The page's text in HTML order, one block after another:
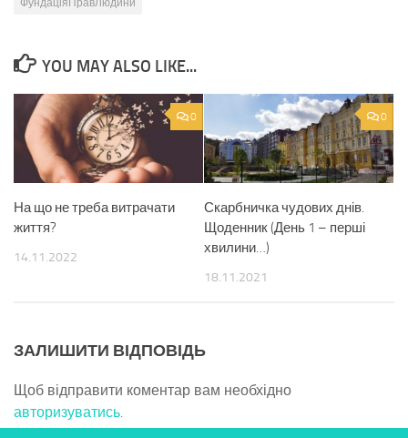
ФундаціяПравЛюдини
YOU MAY ALSO LIKE...
0
На що не треба витрачати
життя?
14.11.2022
0
Скарбничка чудових днів.
Щоденник (День 1 – перші
хвилини…)
18.11.2021
ЗАЛИШИТИ ВІДПОВІДЬ
Щоб відправити коментар вам необхідно
авторизуватись.